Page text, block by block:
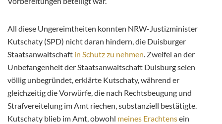
All diese Ungereimtheiten konnten NRW-Justizminister
Kutschaty (SPD) nicht daran hindern, die Duisburger
Staatsanwaltschaft in Schutz zu nehmen. Zweifel an der
Unbefangenheit der Staatsanwaltschaft Duisburg seien
völlig unbegründet, erklärte Kutschaty, während er
gleichzeitig die Vorwürfe, die nach Rechtsbeugung und
Strafvereitelung im Amt riechen, substanziell bestätigte.
Kutschaty blieb im Amt, obwohl meines Erachtensein